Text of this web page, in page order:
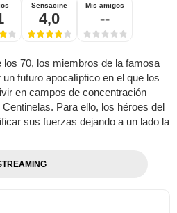
Sensacine
4,0
Mis amigos
--
los 70, los miembros de la famosa
futuro apocalíptico en el que los
en campos de concentración
Para ello, los héroes del
sus fuerzas dejando a un lado la